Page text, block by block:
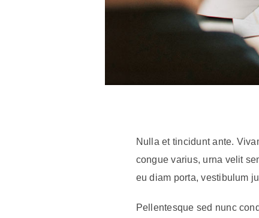
Nulla et tincidunt ante.
congue varius, urna velit
eu diam porta, vestibulum
Pellentesque sed nunc